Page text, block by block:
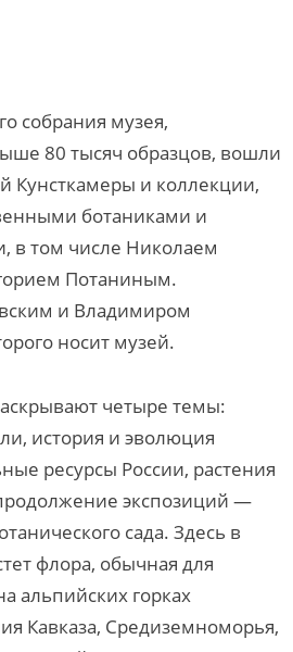
собрания музея,
80 тысяч образцов, вошли
Кунсткамеры и коллекции,
ботаниками и
в том числе Николаем
Потаниным.
и Владимиром
носит музей.
четыре темы:
история и эволюция
ресурсы России, растения
экспозиций —
сада. Здесь в
флора, обычная для
альпийских горках
Кавказа, Средиземноморья,